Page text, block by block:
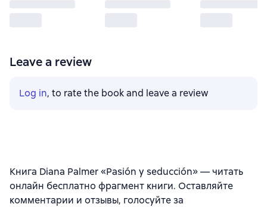
Leave a review
Log in, to rate the book and leave a review
Книга Diana Palmer «Pasión y seducción» — читать
онлайн бесплатно фрагмент книги. Оставляйте
комментарии и отзывы, голосуйте за